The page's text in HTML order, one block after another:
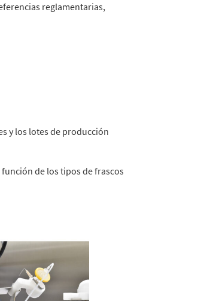
reglamentarias,
y los lotes de producción
de los tipos de frascos